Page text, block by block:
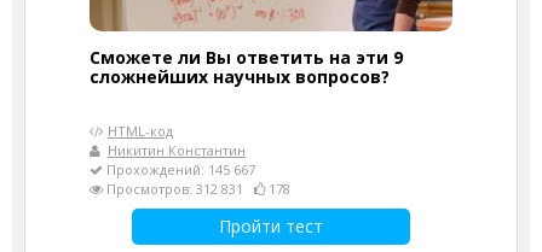
Сможете ли Вы ответить на эти 9
сложнейших научных вопросов?
HTML-код
Никитин Константин
Прохождений: 145 667
Просмотров: 312 831
178
Пройти тест